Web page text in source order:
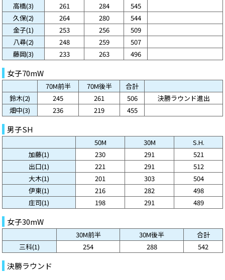
高橋(3) 261 284
545
久保(2)
264 280
544
金子(1)
253 256
509
八尋(2)
248 259
507
藤岡(3)
233 263 496
女子70mW
70M前半 70M後半
合計
鈴木(2)
245 261 506
決勝ラウンド進出
畑中(3)
236 219 455
男子SH
50M 30M
S.H.
加藤(1)
230 291
521
出口(1)
221 291
512
大木(1)
201 303
504
伊東(1)
216 282
498
庄司(1)
198 291 489
女子30mW
30M前半 30M後半
合計
三科(1)
254 288 542
決勝ラウンド